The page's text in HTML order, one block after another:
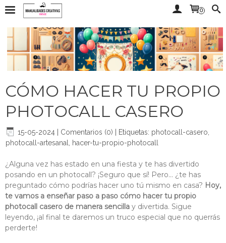
0
CÓMO HACER TU PROPIO
PHOTOCALL CASERO
15-05-2024 Comentarios (0) Etiquetas: photocall-casero
photocall-artesanal
hacer-tu-propio-photocall
¿Alguna vez has estado en una fiesta y te has divertido
posando en un photocall? ¡Seguro que sí! Pero... ¿te has
preguntado cómo podrías hacer uno tú mismo en casa? Hoy,
te vamos a enseñar paso a paso cómo hacer tu propio
photocall casero de manera sencilla y divertida. Sigue
leyendo, ¡al final te daremos un truco especial que no querrás
perderte!